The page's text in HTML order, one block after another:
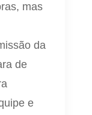
mas
da
de
e